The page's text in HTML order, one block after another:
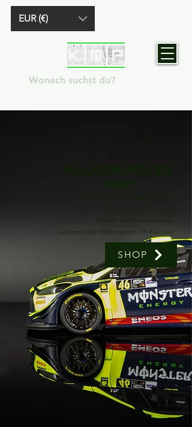
EUR (€)
Vereint durch eine einzige
Leidenschaft: Motorsport...im Kleinen!
SHOP